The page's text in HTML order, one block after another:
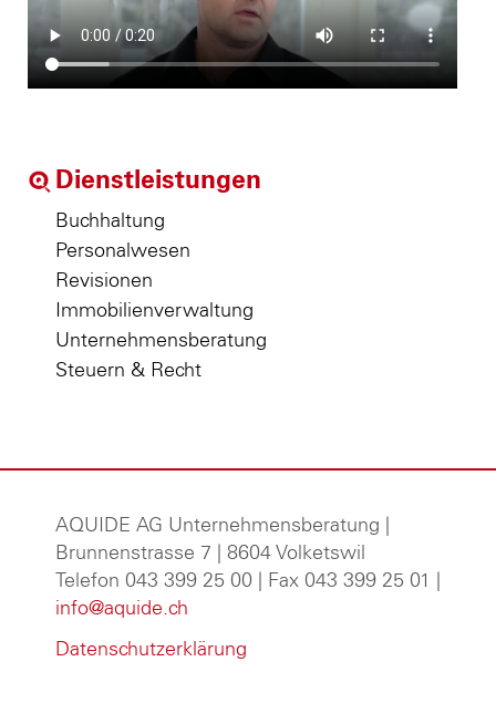
Dienstleistungen
Buchhaltung
Personalwesen
Revisionen
Immobilienverwaltung
Unternehmensberatung
Steuern & Recht
AQUIDE AG Unternehmensberatung
Brunnenstrasse 7 | 8604 Volketswil
Telefon 043 399 25 00 | Fax 043 399 25 01 |
info@aquide.ch
Datenschutzerklärung